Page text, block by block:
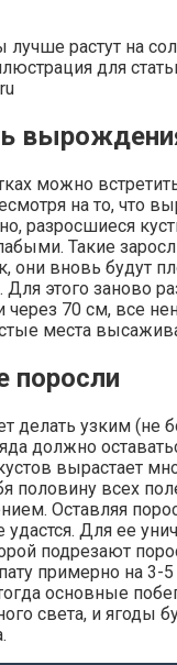
лучше растут на
для
можно
на то, что
разросшиеся
Такие
они вновь будут
этого заново
70 см, все
места
поросли
делать узким (не
должно
вырастает
половину всех
Оставляя
удастся. Для ее
подрезают
примерно на 3-
основные
света, и ягоды